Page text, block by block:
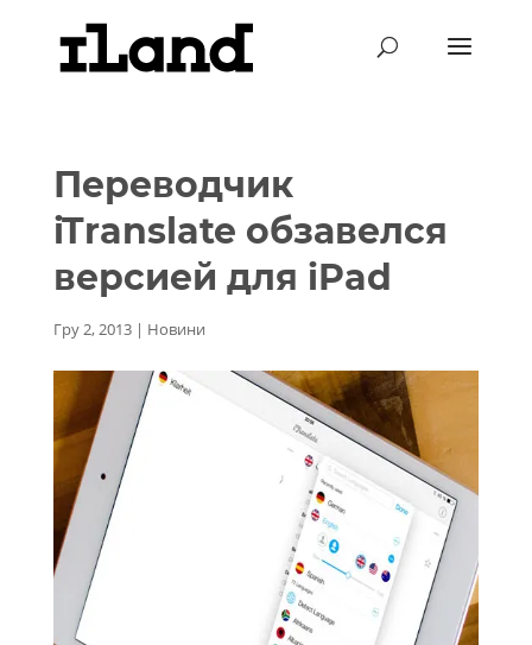
Переводчик
iTranslate обзавелся
версией для iPad
Гру 2, 2013| Новини